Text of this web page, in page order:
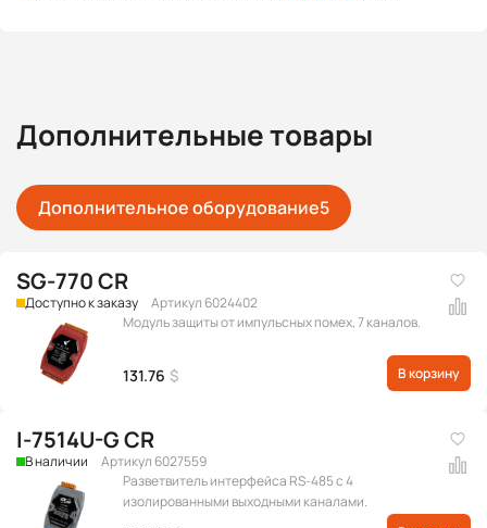
Дополнительные товары
Дополнительное оборудование5
SG-770 CR
Доступно к заказу
Артикул 6024402
Модуль защиты от импульсных помех, 7 каналов.
131.76 $ В корзину
I-7514U-G CR
В наличии
Артикул 6027559
Разветвитель интерфейса RS-485 с 4
изолированными выходными каналами.